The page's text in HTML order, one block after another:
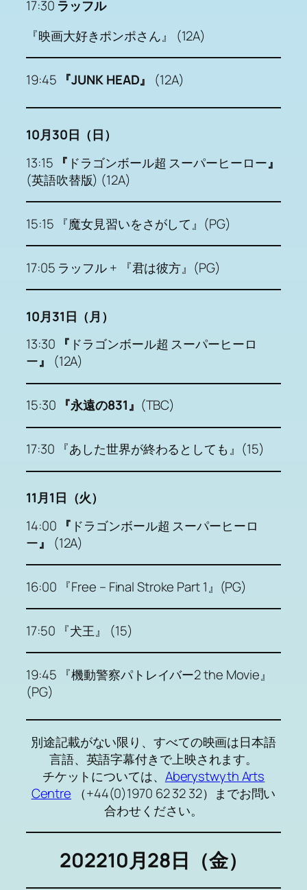
17:30 ラッフル
『映画大好きポンポさん』 (12A)
19:45 『JUNK HEAD』 (12A)
10月30日（日）
13:15 『 ドラゴンボール超 スーパーヒーロー』
(英語吹替版) (12A)
15:15 『魔女見習いをさがして』(PG)
17:05 ラッフル + 『君は彼方』(PG)
10月31日（月）
13:30 『 ドラゴンボール超 スーパーヒーロ
ー』 (12A)
15:30 『永遠の831』 (TBC)
17:30 『あした世界が終わるとしても』(15)
11月1日（火）
14:00 『 ドラゴンボール超 スーパーヒーロ
ー』 (12A)
16:00 『Free – Final Stroke Part 1』(PG)
17:50 『犬王』 (15)
19:45 『機動警察パトレイバー2 the Movie』
(PG)
別途記載がない限り、すべての映画は日本語
言語、英語字幕付きで上映されます。
チケットについては、 Aberystwyth Arts
Centre （+44(0)1970 62 32 32）までお問い
合わせください。
202210月28日（金）